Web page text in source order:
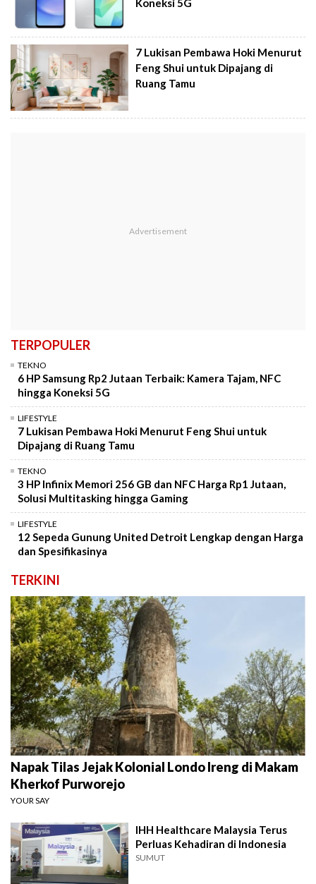
Koneksi 5G
7 Lukisan Pembawa Hoki Menurut
Feng Shui untuk Dipajang di
Ruang Tamu
TERPOPULER
TEKNO
6 HP Samsung Rp2 Jutaan Terbaik: Kamera Tajam, NFC
hingga Koneksi 5G
LIFESTYLE
7 Lukisan Pembawa Hoki Menurut Feng Shui untuk
Dipajang di Ruang Tamu
TEKNO
3 HP Infinix Memori 256 GB dan NFC Harga Rp1 Jutaan,
Solusi Multitasking hingga Gaming
LIFESTYLE
12 Sepeda Gunung United Detroit Lengkap dengan Harga
dan Spesifikasinya
TERKINI
Napak Tilas Jejak Kolonial Londo Ireng di Makam
Kherkof Purworejo
YOUR SAY
IHH Healthcare Malaysia Terus
Perluas Kehadiran di Indonesia
SUMUT